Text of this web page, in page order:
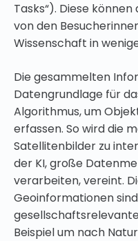
Tasks“). Diese
von den
Wissenschaft in
Die gesammelten
Datengrundlage für
Algorithmus, um
erfassen. So wird die
Satellitenbilder zu
der KI, große
verarbeiten, vereint.
Geoinformationen
Beispiel um nach